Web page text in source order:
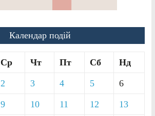
Календар подій
Ср Чт Пт Сб Нд
2 3 4 5 6
9 10 11 12 13